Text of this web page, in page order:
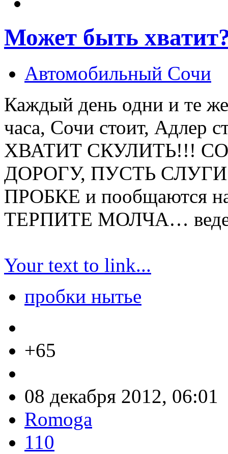
Может быть
Автомобильный Сочи
Каждый день одни и те
часа, Сочи стоит, Адлер
ХВАТИТ СКУЛИТЬ!!!
ДОРОГУ, ПУСТЬ
ПРОБКЕ и пообщаются
ТЕРПИТЕ МОЛЧА…
Your text to link...
пробки нытье
+65
08 декабря 2012, 06:01
Romoga
110